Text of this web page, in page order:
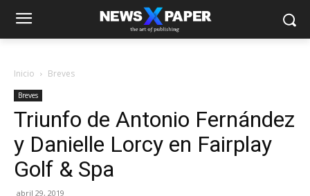
Inicio Breves
Breves
Triunfo de Antonio Fernández
y Danielle Lorcy en Fairplay
Golf & Spa
abril 29, 2019